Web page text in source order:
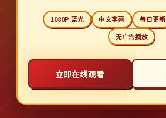
1080P 蓝光 中文字幕 每日更新
无广告播放
立即在线观看